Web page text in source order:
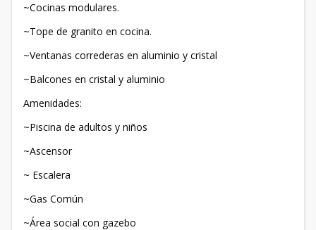
~Cocinas modulares.
~Tope de granito en cocina.
~Ventanas correderas en aluminio y cristal
~Balcones en cristal y aluminio
Amenidades:
~Piscina de adultos y niños
~Ascensor
~ Escalera
~Gas Común
~Área social con gazebo